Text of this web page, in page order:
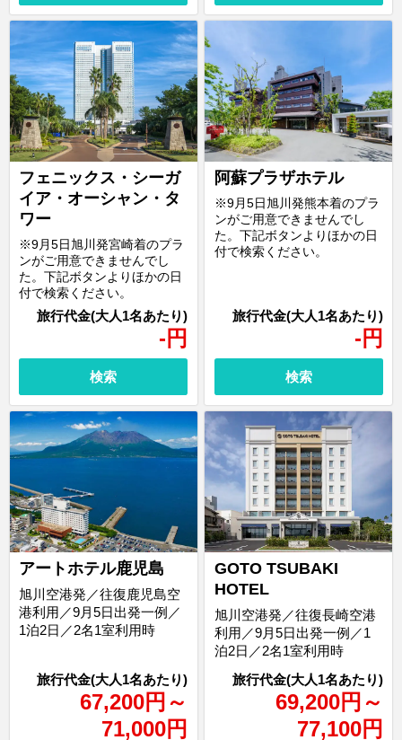
フェニックス・シーガ
イア・オーシャン・タ
ワー
- 円
※9月5日旭川発宮崎着のプラ
ンがご用意できませんでし
た。下記ボタンよりほかの日
付で検索ください。
検索
阿蘇プラザホテル
- 円
※9月5日旭川発熊本着のプラ
ンがご用意できませんでし
た。下記ボタンよりほかの日
付で検索ください。
検索
アートホテル鹿児島
67,200円 ～
71,000円
旭川空港発／往復鹿児島空
港利用／9月5日出発一例／
1泊2日／2名1室利用時
GOTO TSUBAKI
HOTEL
69,200円 ～
77,100円
旭川空港発／往復長崎空港
利用／9月5日出発一例／1
泊2日／2名1室利用時